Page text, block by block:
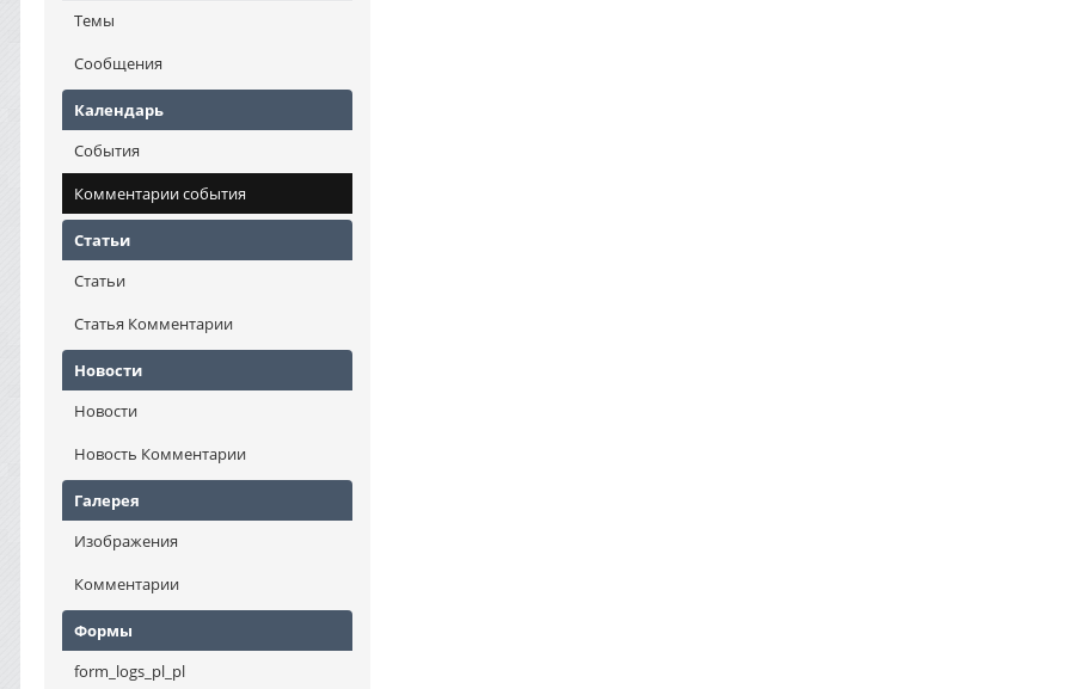
Темы
Сообщения
Календарь
События
Комментарии события
Статьи
Статьи
Статья Комментарии
Новости
Новости
Новость Комментарии
Галерея
Изображения
Комментарии
Формы
form_logs_pl_pl